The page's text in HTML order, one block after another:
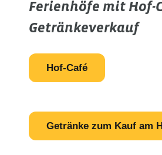
Ferienhöfe mit Hof-
Getränkeverkauf
Hof-Café
Getränke zum Kauf am